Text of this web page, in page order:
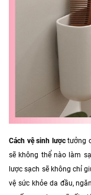
Cách vệ sinh lượctưởng
sẽ không thể nào làm
lược sạch sẽ không chỉ
vệ sức khỏe da đầu,